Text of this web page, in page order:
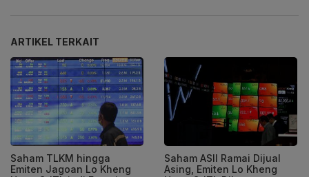
ARTIKEL TERKAIT
Saham TLKM hingga
Emiten Jagoan Lo Kheng
Saham ASII Ramai Dijual
Asing, Emiten Lo Kheng